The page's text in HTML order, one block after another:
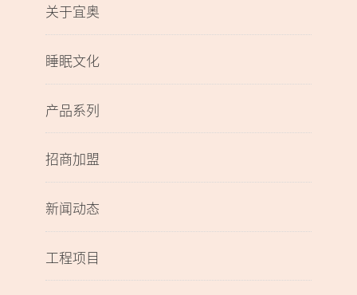
关于宜奥
睡眠文化
产品系列
招商加盟
新闻动态
工程项目